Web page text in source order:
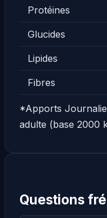
Protéines
Glucides
Lipides
Fibres
*Apports
adulte (base 2000
Questions